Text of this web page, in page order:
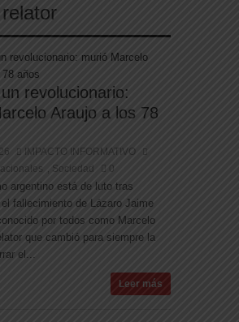
relator
revolucionario:
Araujo a los 78
IMPACTO INFORMATIVO
Sociedad 0
argentino está de luto tras
fallecimiento de Lázaro Jaime
por todos como Marcelo
que cambió para siempre la
el...
Leer más